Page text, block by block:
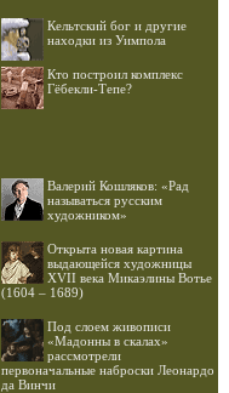
Кельтский бог и другие
находки из Уимпола
Кто построил комплекс
Гёбекли-Тепе?
Валерий Кошляков: «Рад
называться русским
художником»
Открыта новая картина
выдающейся художницы
XVII века Микаэлины Вотье
(1604 – 1689)
Под слоем живописи
«Мадонны в скалах»
рассмотрели
первоначальные наброски Леонардо
да Винчи